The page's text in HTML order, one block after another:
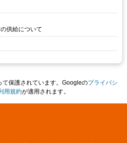
供給について
保護されています。Googleのプライバシ
用規約が適用されます。